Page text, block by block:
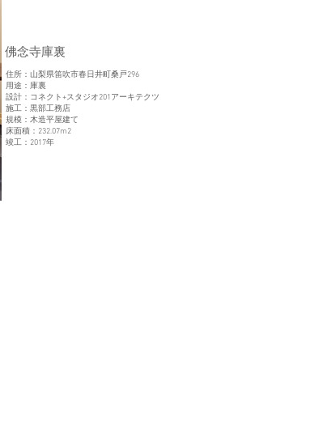
​佛念寺庫裏
住所：山梨県笛吹市春日井町桑戸296
用途：庫裏
設計：コネクト+スタジオ201アーキテクツ
施工：黒部工務店
規模：木造平屋建て
床面積：232.07m2
竣工：2017年